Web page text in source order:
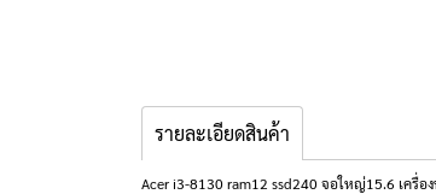
รายละเอียดสินค้า
Acer i3-8130 ram12 ssd240 จอใหญ่15.6 เครื่อ